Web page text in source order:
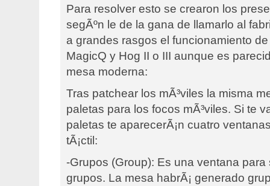
Para resolver esto se crearon los
segÃºn le de la gana de llamarlo al
a grandes rasgos el funcionamiento
MagicQ y Hog II o III aunque es
mesa moderna:
Tras patchear los mÃ³viles la misma
paletas para los focos mÃ³viles. Si te
paletas te aparecerÃ¡n cuatro
tÃ¡ctil:
-Grupos (Group): Es una ventana para
grupos. La mesa habrÃ¡ generado